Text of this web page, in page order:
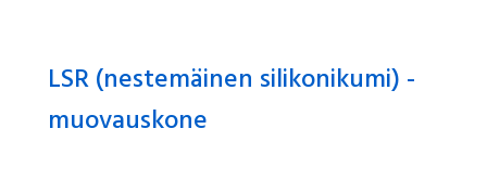
LSR (nestemäinen silikonikumi) -
muovauskone